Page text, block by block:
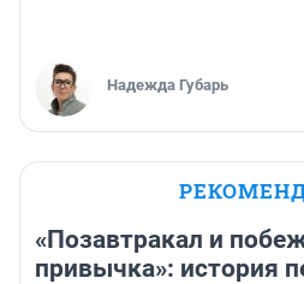
Надежда Губарь
«Позавтракал и
привычка»: история